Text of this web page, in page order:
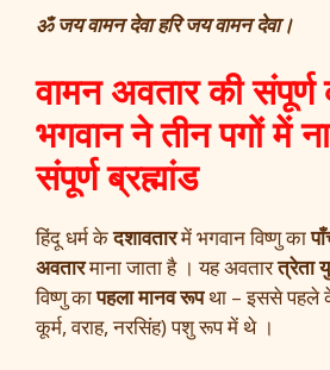
ॐ जय वामन देवा हरि जय वामन देवा।
वामन अवतार की
भगवान ने तीन पगों में
संपूर्ण ब्रह्मांड
हिंदू धर्म केदशावतारमें भगवान विष्णु का
अवतारमाना जाता है । यह अवतारत्रेता
विष्णु कापहला मानव रूपथा – इससे पहले
कूर्म, वराह, नरसिंह) पशु रूप में थे ।